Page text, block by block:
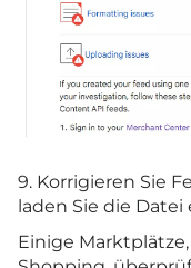
9. Korrigieren Sie
laden Sie die
Einige